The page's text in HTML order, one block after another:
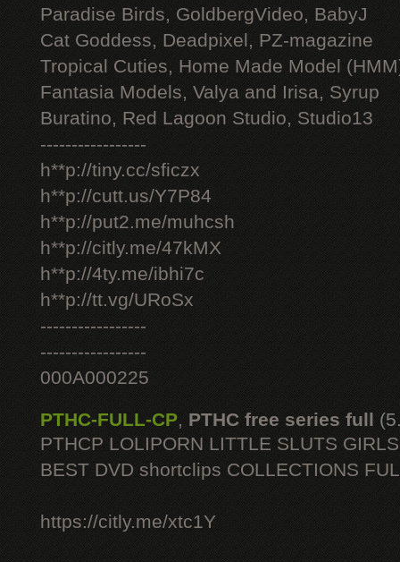
Paradise Birds, GoldbergVideo, BabyJ
Cat Goddess, Deadpixel, PZ-magazine
Tropical Cuties, Home Made Model
Fantasia Models, Valya and Irisa, Syrup
Buratino, Red Lagoon Studio, Studio13
-----------------
h**p://tiny.cc/sficzx
h**p://cutt.us/Y7P84
h**p://put2.me/muhcsh
h**p://citly.me/47kMX
h**p://4ty.me/ibhi7c
h**p://tt.vg/URoSx
-----------------
-----------------
000A000225
PTHC-FULL-CP, PTHC free series full
PTHCP LOLIPORN LITTLE SLUTS
BEST DVD shortclips COLLECTIONS
https://citly.me/xtc1Y